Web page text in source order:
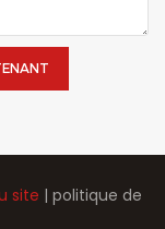
site | politique de